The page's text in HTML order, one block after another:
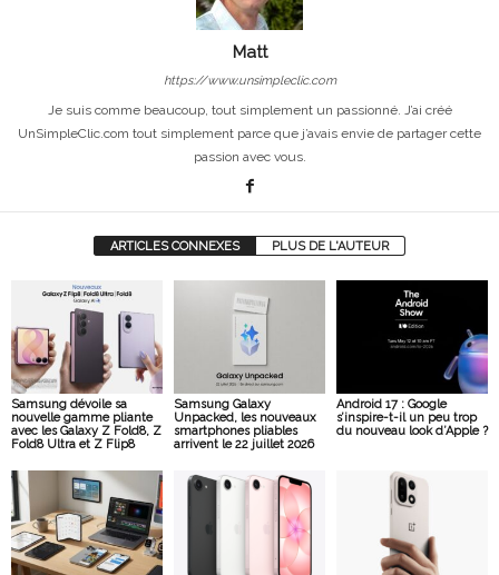
Matt
https://www.unsimpleclic.com
Je suis comme beaucoup, tout simplement un passionné. J’ai créé
UnSimpleClic.com tout simplement parce que j’avais envie de partager cette
passion avec vous.
ARTICLES CONNEXES PLUS DE L'AUTEUR
Samsung dévoile sa
nouvelle gamme pliante
avec les Galaxy Z Fold8, Z
Fold8 Ultra et Z Flip8
Samsung Galaxy
Unpacked, les nouveaux
smartphones pliables
arrivent le 22 juillet 2026
Android 17 : Google
s’inspire-t-il un peu trop
du nouveau look d’Apple ?